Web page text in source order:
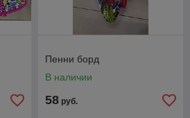
Пенни борд
В наличии
58 руб.